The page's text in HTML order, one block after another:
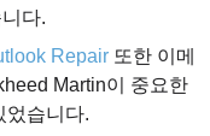
다.
Repair 또한 이메
Martin이 중요한
었습니다.